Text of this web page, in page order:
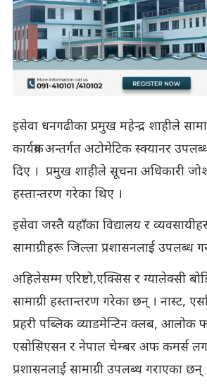
इसेवा धनगढीका प्रमुख महेन्द्र शाहीले
कार्यक्रम अन्तर्गत अटोमेटिक स्क्यानर
दिए । प्रमुख शाहीले सूचना अधिकारी
हस्तान्तरण गरेका थिए ।
इसेवा जस्तै यहाँका विद्यालय र
सामाग्रीहरू जिल्ला प्रशासनलाई उपलब्ध
अहिलेसम्म एरिष्टो,एक्सिस र ग्यालेक्सी
सामाग्री हस्तान्तरण गरेका छन् । नास्ट,
प्रहरी पब्लिक व्याडमेन्टिन क्लब, आलोक
एसोसिएसन र नेपाल चेम्बर अफ कमर्स
प्रशासनलाई सामाग्री उपलब्ध गराएका छन्